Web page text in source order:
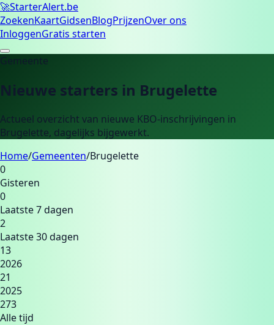
🚀StarterAlert.be
ZoekenKaartGidsenBlogPrijzenOver ons
InloggenGratis starten
Gemeente
Nieuwe starters in Brugelette
Actueel overzicht van nieuwe KBO-inschrijvingen in
Brugelette, dagelijks bijgewerkt.
Home/Gemeenten/Brugelette
0
Gisteren
0
Laatste 7 dagen
2
Laatste 30 dagen
13
2026
21
2025
273
Alle tijd